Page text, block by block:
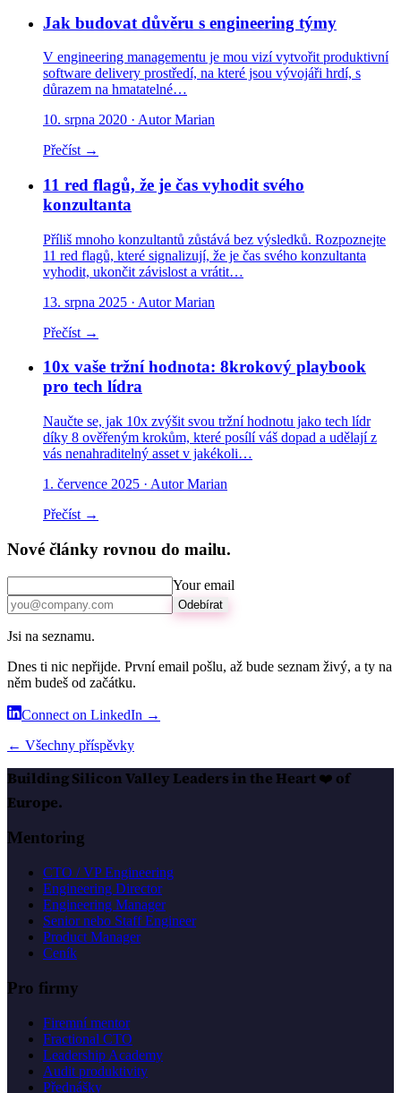
Jak budovat důvěru s engineering týmy
V engineering managementu je mou vizí vytvořit produktivní
software delivery prostředí, na které jsou vývojáři hrdí, s
důrazem na hmatatelné…
10. srpna 2020 · Autor Marian
Přečíst →
11 red flagů, že je čas vyhodit svého
konzultanta
Příliš mnoho konzultantů zůstává bez výsledků. Rozpoznejte
11 red flagů, které signalizují, že je čas svého konzultanta
vyhodit, ukončit závislost a vrátit…
13. srpna 2025 · Autor Marian
Přečíst →
10x vaše tržní hodnota: 8krokový playbook
pro tech lídra
Naučte se, jak 10x zvýšit svou tržní hodnotu jako tech lídr
díky 8 ověřeným krokům, které posílí váš dopad a udělají z
vás nenahraditelný asset v jakékoli…
1. července 2025 · Autor Marian
Přečíst →
Nové články rovnou do mailu.
Your email
Odebírat
Jsi na seznamu.
Dnes ti nic nepřijde. První email pošlu, až bude seznam živý, a ty na
něm budeš od začátku.
Connect on LinkedIn →
← Všechny příspěvky
Building Silicon Valley Leaders in the Heart❤️ of
Europe.
Mentoring
CTO / VP Engineering
Engineering Director
Engineering Manager
Senior nebo Staff Engineer
Product Manager
Ceník
Pro firmy
Firemní mentor
Fractional CTO
Leadership Academy
Audit produktivity
Přednášky